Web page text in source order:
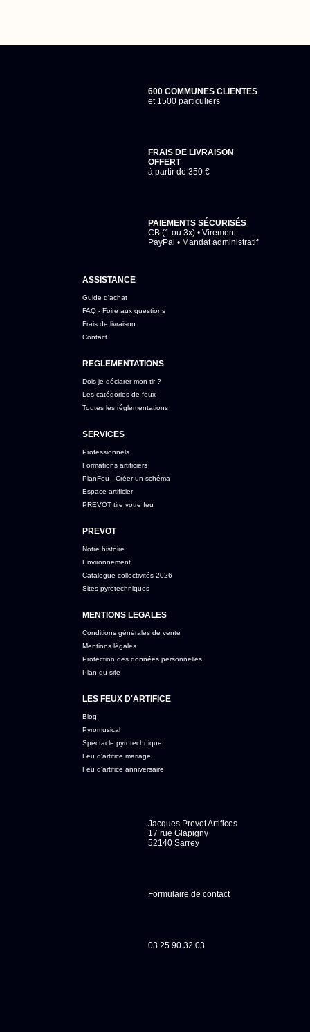
600 COMMUNES CLIENTES
et 1500 particuliers
FRAIS DE LIVRAISON
OFFERT
à partir de 350 €
PAIEMENTS SÉCURISÉS
CB (1 ou 3x) • Virement
PayPal • Mandat administratif
ASSISTANCE
Guide d'achat
FAQ - Foire aux questions
Frais de livraison
Contact
REGLEMENTATIONS
Dois-je déclarer mon tir ?
Les catégories de feux
Toutes les réglementations
SERVICES
Professionnels
Formations artificiers
PlanFeu - Créer un schéma
Espace artificier
PREVOT tire votre feu
PREVOT
Notre histoire
Environnement
Catalogue collectivités 2026
Sites pyrotechniques
MENTIONS LEGALES
Conditions générales de vente
Mentions légales
Protection des données personnelles
Plan du site
LES FEUX D'ARTIFICE
Blog
Pyromusical
Spectacle pyrotechnique
Feu d'artifice mariage
Feu d'artifice anniversaire
Jacques Prevot Artifices
17 rue Glapigny
52140 Sarrey
Formulaire de contact
03 25 90 32 03